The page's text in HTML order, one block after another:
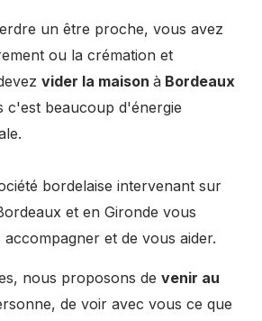
un être proche, vous avez
ou la crémation et
vider la maisonà Bordeaux
c'est beaucoup d'énergie
bordelaise intervenant sur
et en Gironde vous
et de vous aider.
nous proposons devenir au
de voir avec vous ce que